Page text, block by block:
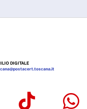
DIGITALE